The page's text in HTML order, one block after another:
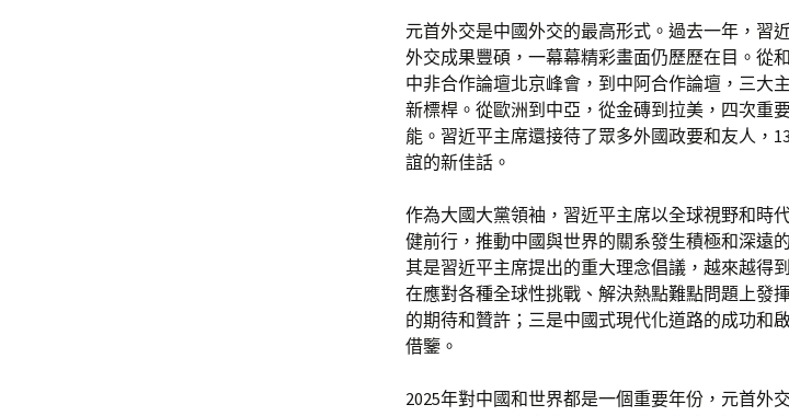
元首外交是中國外交的最高形式。過去一年，習
外交成果豐碩，一幕幕精彩畫面仍歷歷在目。從
中非合作論壇北京峰會，到中阿合作論壇，三大
新標桿。從歐洲到中亞，從金磚到拉美，四次重
能。習近平主席還接待了眾多外國政要和友人，
誼的新佳話。
作為大國大黨領袖，習近平主席以全球視野和時
健前行，推動中國與世界的關系發生積極和深遠
其是習近平主席提出的重大理念倡議，越來越得
在應對各種全球性挑戰、解決熱點難點問題上發
的期待和贊許；三是中國式現代化道路的成功和
借鑒。
2025年對中國和世界都是一個重要年份，元首外